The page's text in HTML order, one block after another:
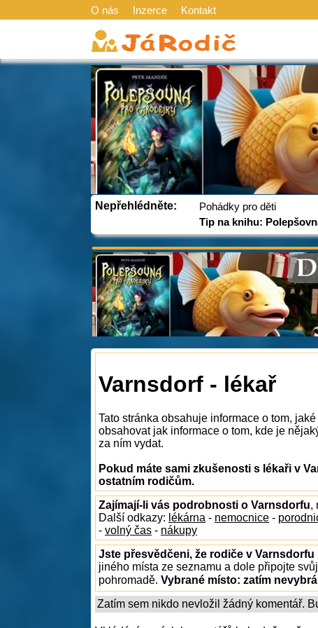
O nás Inzerce Kontakt
Nepřehlédněte:
Pohádky pro děti
Tip na knihu:
Varnsdorf - lékař
Tato stránka obsahuje informace o tom,
obsahovat jak informace o tom, kde je
za ním vydat.
Pokud máte sami zkušenosti s lékaři v
ostatním rodičům.
Zajímají-li vás podrobnosti o Varnsdorfu,
Další odkazy: lékárna - nemocnice -
- volný čas - nákupy
Jste přesvědčeni, že rodiče v
jiného místa ze seznamu a dole připojte
pohromadě. Vybrané místo: zatím
Zatím sem nikdo nevložil žádný komentář.